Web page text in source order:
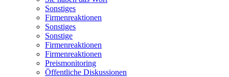
Sonstiges
Firmenreaktionen
Sonstiges
Sonstige
Firmenreaktionen
Firmenreaktionen
Preismonitoring
Öffentliche Diskussionen